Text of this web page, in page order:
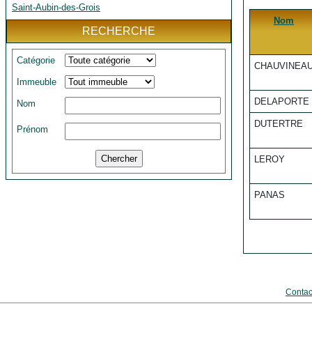
Saint-Aubin-des-Grois
RECHERCHE
Catégorie
Immeuble
Nom
Prénom
Nom
DELAPORTE
DUTERTRE
LEROY
PANAS